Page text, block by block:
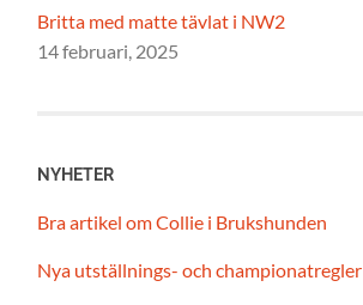
Britta med matte tävlat i NW2
14 februari, 2025
NYHETER
Bra artikel om Collie i Brukshunden
Nya utställnings- och championatregler